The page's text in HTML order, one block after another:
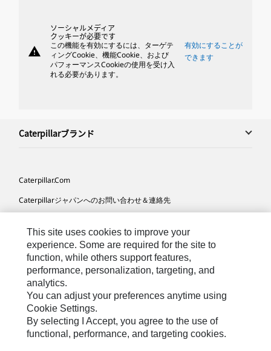
warning
ソーシャルメディア
クッキーが必要です
この機能を有効にするには、ターゲテ
ィングCookie、機能Cookie、および
パフォーマンスCookieの使用を受け入
れる必要があります。
有効にすることが
できます
Caterpillarブランド
Caterpillar.com
Caterpillarジャパンへのお問い合わせ＆連絡先
サイト･マップ
Cookie Settings
法的事項
プライバシー
This site uses cookies to improve your
experience. Some are required for the site to
function, while others support features,
performance, personalization, targeting, and
analytics.
You can adjust your preferences anytime using
Cookie Settings.
By selecting I Accept, you agree to the use of
functional, performance, and targeting cookies.